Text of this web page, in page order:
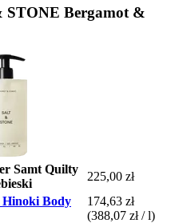
STONE Bergamot &
Samt Quilty
225,00 zł
Body
174,63 zł
(388,07 zł / l)